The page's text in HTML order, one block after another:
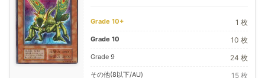
Grade 10+ 1 枚
Grade 10 10 枚
Grade 9 24 枚
その他(8以下/AU) 15 枚